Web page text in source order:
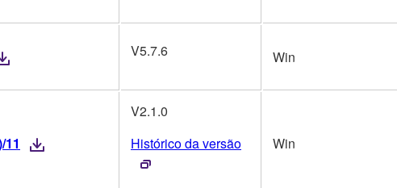
V5.7.6 Win
V2.1.0
Histórico da versão
Win